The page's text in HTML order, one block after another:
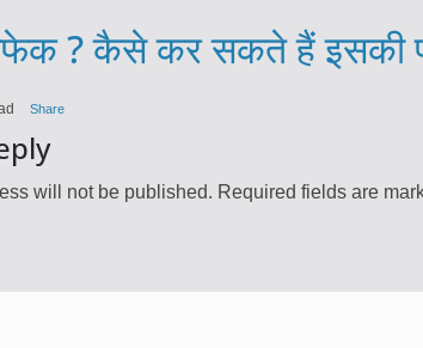
? कैसे कर सकते हैं इसकी
Share
will not be published. Required fields are